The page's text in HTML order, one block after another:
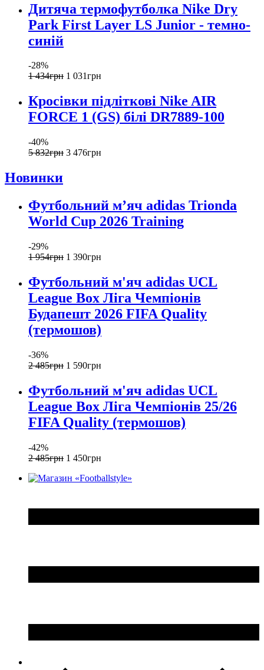
Дитяча термофутболка Nike Dry
Park First Layer LS Junior - темно-
синій
-28%
1 434грн 1 031грн
Кросівки підліткові Nike AIR
FORCE 1 (GS) білі DR7889-100
-40%
5 832грн 3 476грн
Новинки
Футбольний м’яч adidas Trionda
World Cup 2026 Training
-29%
1 954грн 1 390грн
Футбольний м'яч adidas UCL
League Box Ліга Чемпіонів
Будапешт 2026 FIFA Quality
(термошов)
-36%
2 485грн 1 590грн
Футбольний м'яч adidas UCL
League Box Ліга Чемпіонів 25/26
FIFA Quality (термошов)
-42%
2 485грн 1 450грн